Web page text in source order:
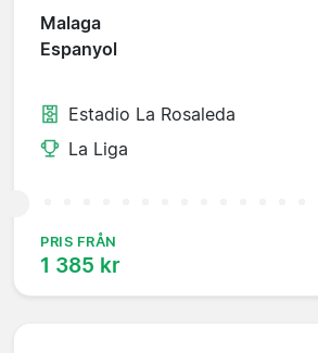
Malaga
Espanyol
Estadio La Rosaleda
La Liga
PRIS FRÅN
1 385 kr